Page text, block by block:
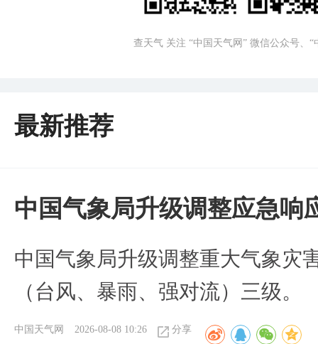
查天气 关注 “中国天气网” 微信公众号、
最新推荐
中国气象局升级调整应急响
中国气象局升级调整重大气象灾
（台风、暴雨、强对流）三级。
中国天气网 2026-08-08 10:26 分享